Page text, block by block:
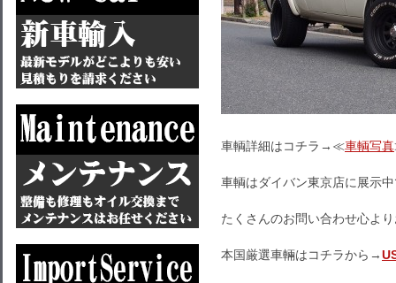
車輌詳細はコチラ→≪車輌写真
車輌はダイバン東京店に展示
たくさんのお問い合わせ心よ
本国厳選車輛はコチラから→